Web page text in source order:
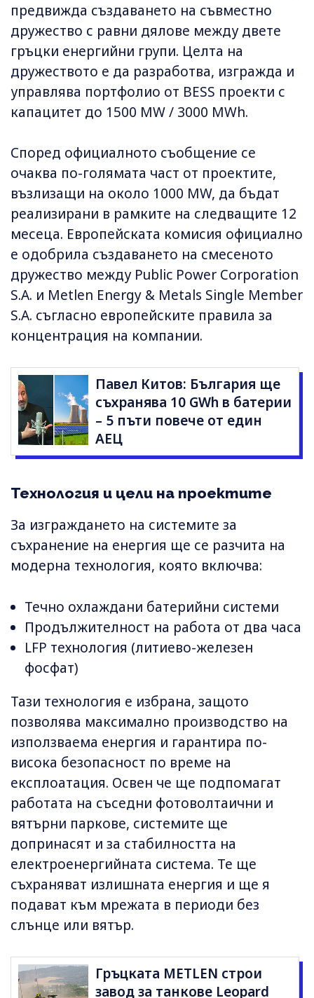
предвижда създаването на съвместно
дружество с равни дялове между двете
гръцки енергийни групи. Целта на
дружеството е да разработва, изгражда и
управлява портфолио от BESS проекти с
капацитет до 1500 MW / 3000 MWh.
Според официалното съобщение се
очаква по-голямата част от проектите,
възлизащи на около 1000 MW, да бъдат
реализирани в рамките на следващите 12
месеца. Европейската комисия официално
е одобрила създаването на смесеното
дружество между Public Power Corporation
S.A. и Metlen Energy & Metals Single Member
S.A. съгласно европейските правила за
концентрация на компании.
Павел Китов: България ще
съхранява 10 GWh в батерии
– 5 пъти повече от един
АЕЦ
Технология и цели на проектите
За изграждането на системите за
съхранение на енергия ще се разчита на
модерна технология, която включва:
Течно охлаждани батерийни системи
Продължителност на работа от два часа
LFP технология (литиево-железен
фосфат)
Тази технология е избрана, защото
позволява максимално производство на
използваема енергия и гарантира по-
висока безопасност по време на
експлоатация. Освен че ще подпомагат
работата на съседни фотоволтаични и
вятърни паркове, системите ще
допринасят и за стабилността на
електроенергийната система. Те ще
съхраняват излишната енергия и ще я
подават към мрежата в периоди без
слънце или вятър.
Гръцката METLEN строи
завод за танкове Leopard